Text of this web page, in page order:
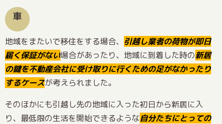
車
地域をまたいで移住をする場合、 引越し業者の荷物が即日
届く保証がない場合があったり、地域に到着した時の新居
の鍵を不動産会社に受け取りに行くための足がなかったり
するケースが考えられました。
そのほかにも引越し先の地域に入った初日から新居に入
り、最低限の生活を開始できるような自分たちにとっての